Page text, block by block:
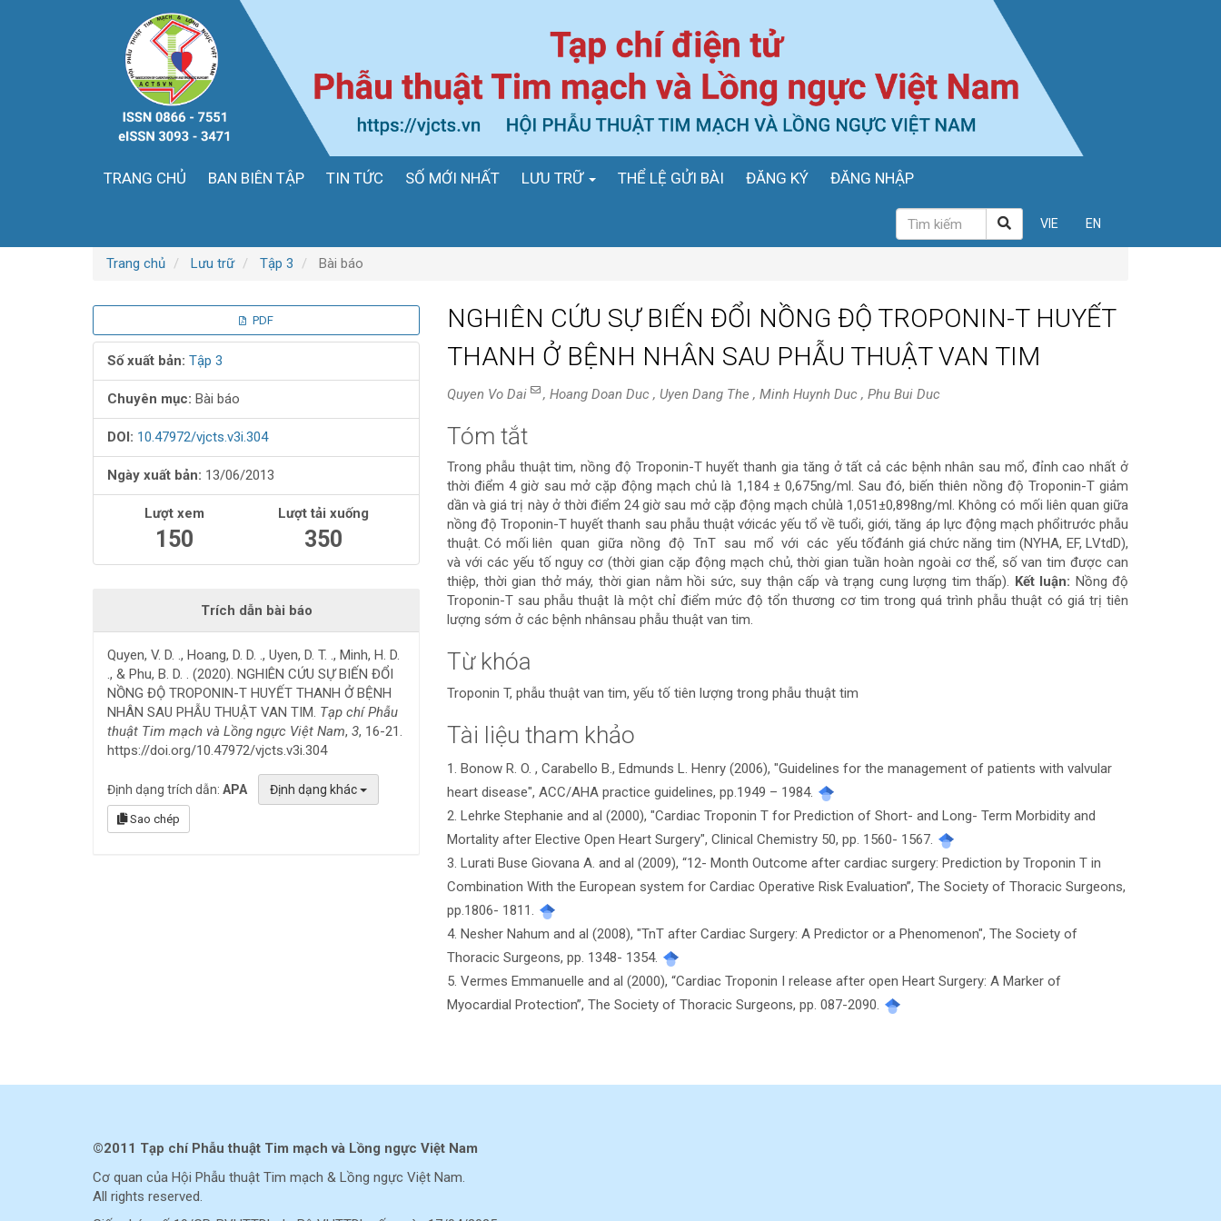
TRANG CHỦ BAN BIÊN TẬP TIN TỨC SỐ MỚI NHẤT LƯU TRỮ THỂ LỆ GỬI BÀI ĐĂNG KÝ ĐĂNG NHẬP
VIE EN
Trang chủ Lưu trữ Tập 3 Bài báo
Thanh
bên
bài
viết
PDF
Số xuất bản: Tập 3
Chuyên mục: Bài báo
DOI: 10.47972/vjcts.v3i.304
Ngày xuất bản: 13/06/2013
Lượt xem
150
Lượt tải xuống
350
Trích dẫn bài báo
Quyen, V. D. ., Hoang, D. D. ., Uyen, D. T. ., Minh, H. D.
., & Phu, B. D. . (2020). NGHIÊN CỨU SỰ BIẾN ĐỔI
NỒNG ĐỘ TROPONIN-T HUYẾT THANH Ở BỆNH
NHÂN SAU PHẪU THUẬT VAN TIM. Tạp chí Phẫu
thuật Tim mạch và Lồng ngực Việt Nam, 3, 16-21.
https://doi.org/10.47972/vjcts.v3i.304
Định dạng trích dẫn: APA Định dạng khác
Sao chép
NGHIÊN CỨU SỰ BIẾN ĐỔI NỒNG ĐỘ TROPONIN-T HUYẾT
THANH Ở BỆNH NHÂN SAU PHẪU THUẬT VAN TIM
Quyen Vo Dai , Hoang Doan Duc , Uyen Dang The , Minh Huynh Duc , Phu Bui Duc
Nội
dung
chính
của
bài
viết
Tóm tắt
Trong phẫu thuật tim, nồng độ Troponin-T huyết thanh gia tăng ở tất cả các bệnh nhân sau mổ, đỉnh cao nhất ở
thời điểm 4 giờ sau mở cặp động mạch chủ là 1,184 ± 0,675ng/ml. Sau đó, biến thiên nồng độ Troponin-T giảm
dần và giá trị này ở thời điểm 24 giờ sau mở cặp động mạch chủlà 1,051±0,898ng/ml. Không có mối liên quan giữa
nồng độ Troponin-T huyết thanh sau phẫu thuật vớicác yếu tổ về tuổi, giới, tăng áp lực động mạch phổitrước phẫu
thuật. Có mối liên quan giữa nồng độ TnT sau mổ với các yếu tốđánh giá chức năng tim (NYHA, EF, LVtdD),
và với các yếu tố nguy cơ (thời gian cặp động mạch chủ, thời gian tuần hoàn ngoài cơ thể, số van tim được can
thiệp, thời gian thở máy, thời gian nằm hồi sức, suy thận cấp và trạng cung lượng tim thấp). Kết luận: Nồng độ
Troponin-T sau phẫu thuật là một chỉ điểm mức độ tổn thương cơ tim trong quá trình phẫu thuật có giá trị tiên
lượng sớm ở các bệnh nhânsau phẫu thuật van tim.
Từ khóa
Troponin T, phẫu thuật van tim, yếu tố tiên lượng trong phẫu thuật tim
Chi
tiết
bài
viết
Tài liệu tham khảo
1. Bonow R. O. , Carabello B., Edmunds L. Henry (2006), "Guidelines for the management of patients with valvular
heart disease", ACC/AHA practice guidelines, pp.1949 – 1984.
2. Lehrke Stephanie and al (2000), "Cardiac Troponin T for Prediction of Short- and Long- Term Morbidity and
Mortality after Elective Open Heart Surgery", Clinical Chemistry 50, pp. 1560- 1567.
3. Lurati Buse Giovana A. and al (2009), “12- Month Outcome after cardiac surgery: Prediction by Troponin T in
Combination With the European system for Cardiac Operative Risk Evaluation”, The Society of Thoracic Surgeons,
pp.1806- 1811.
4. Nesher Nahum and al (2008), "TnT after Cardiac Surgery: A Predictor or a Phenomenon", The Society of
Thoracic Surgeons, pp. 1348- 1354.
5. Vermes Emmanuelle and al (2000), “Cardiac Troponin I release after open Heart Surgery: A Marker of
Myocardial Protection”, The Society of Thoracic Surgeons, pp. 087-2090.
©2011 Tạp chí Phẫu thuật Tim mạch và Lồng ngực Việt Nam
Cơ quan của Hội Phẫu thuật Tim mạch & Lồng ngực Việt Nam.
All rights reserved.